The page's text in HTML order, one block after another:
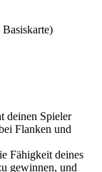
deinen Spieler
Flanken und
Fähigkeit deines
gewinnen, und